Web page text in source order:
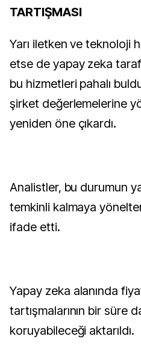
TARTIŞMASI
Yarı iletken ve teknoloji
etse de yapay zeka
bu hizmetleri pahalı
şirket değerlemelerine
yeniden öne çıkardı.
Analistler, bu durumun
temkinli kalmaya
ifade etti.
Yapay zeka alanında
tartışmalarının bir süre
koruyabileceği aktarıldı.